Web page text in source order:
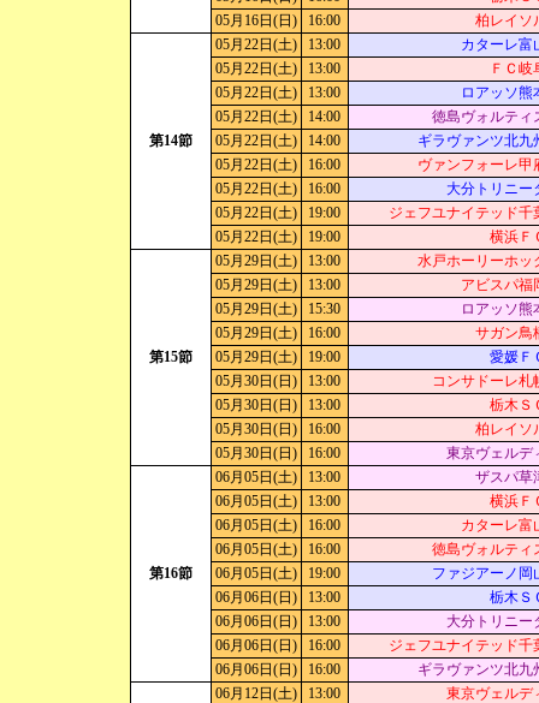
05月16日(日)
16:00 柏レイソ
第14節
05月22日(土) 13:00
カターレ富
05月22日(土)
13:00
ＦＣ岐
05月22日(土)
13:00
ロアッソ熊
05月22日(土)
14:00
徳島ヴォルティ
05月22日(土)
14:00
ギラヴァンツ北九
05月22日(土)
16:00
ヴァンフォーレ甲
05月22日(土)
16:00
大分トリニー
05月22日(土)
19:00
ジェフユナイテッド千
05月22日(土)
19:00 横浜Ｆ
第15節
05月29日(土) 13:00
水戸ホーリーホッ
05月29日(土)
13:00
アビスパ福
05月29日(土)
15:30
ロアッソ熊
05月29日(土)
16:00
サガン鳥
05月29日(土)
19:00
愛媛Ｆ
05月30日(日)
13:00
コンサドーレ札
05月30日(日)
13:00
栃木Ｓ
05月30日(日)
16:00
柏レイソ
05月30日(日)
16:00 東京ヴェルデ
第16節
06月05日(土) 13:00
ザスパ草
06月05日(土)
13:00
横浜Ｆ
06月05日(土)
16:00
カターレ富
06月05日(土)
16:00
徳島ヴォルティ
06月05日(土)
19:00
ファジアーノ岡
06月06日(日)
13:00
栃木Ｓ
06月06日(日)
13:00
大分トリニー
06月06日(日)
16:00
ジェフユナイテッド千
06月06日(日)
16:00 ギラヴァンツ北九
06月12日(土) 13:00
東京ヴェルデ